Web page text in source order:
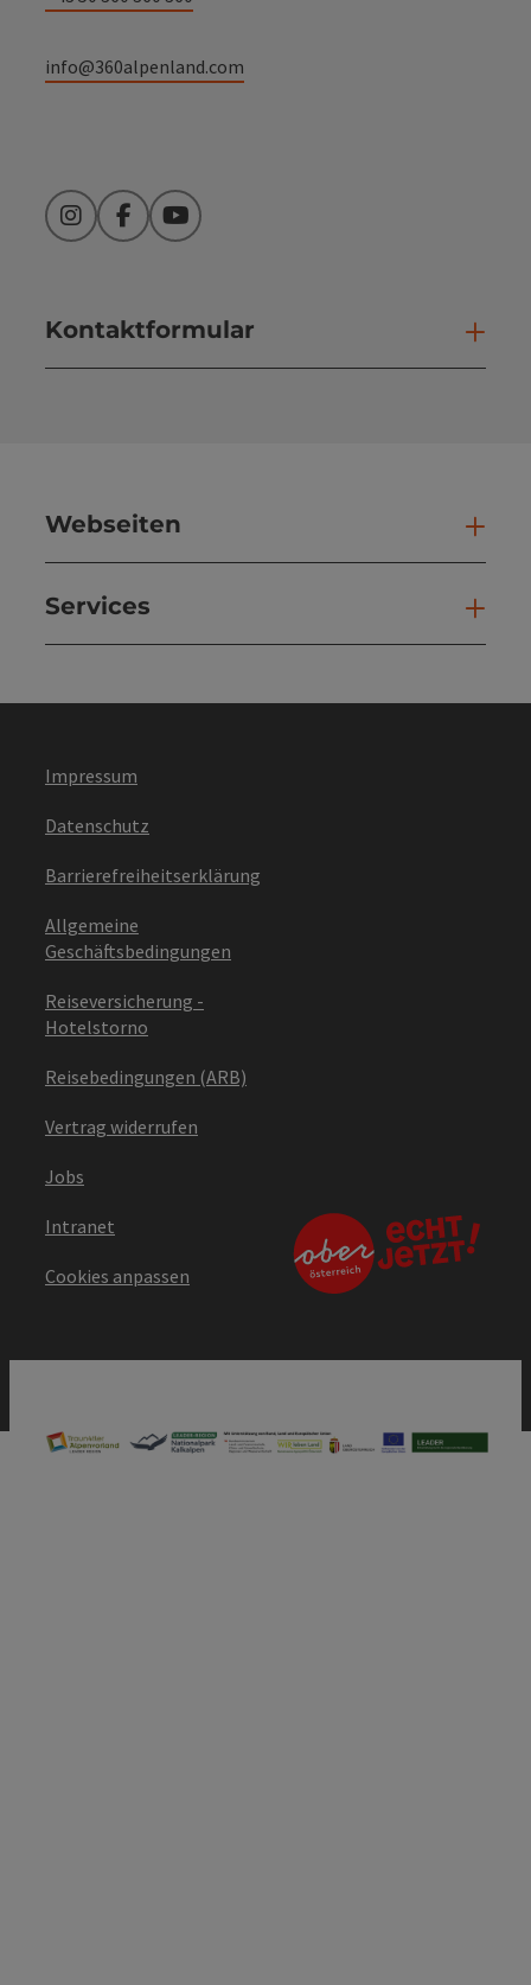
info@360alpenland.com
InstagramFacebookYouTube
Kontaktformular
Webseiten
Services
Impressum
Datenschutz
Barrierefreiheitserklärung
Allgemeine
Geschäftsbedingungen
Reiseversicherung -
Hotelstorno
Reisebedingungen (ARB)
Vertrag widerrufen
Jobs
Intranet
Cookies anpassen